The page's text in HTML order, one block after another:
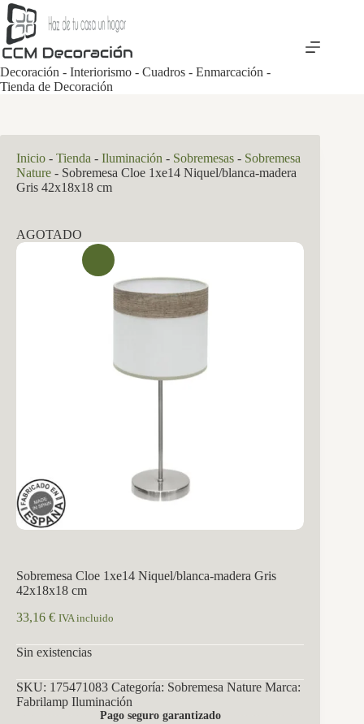
Saltar
al
contenido
Decoración - Interiorismo - Cuadros - Enmarcación -
Tienda de Decoración
Inicio - Tienda - Iluminación - Sobremesas - Sobremesa
Nature - Sobremesa Cloe 1xe14 Niquel/blanca-madera
Gris 42x18x18 cm
AGOTADO
Sobremesa Cloe 1xe14 Niquel/blanca-madera Gris
42x18x18 cm
33,16 € IVA incluido
Sin existencias
SKU: 175471083 Categoría: Sobremesa Nature Marca:
Fabrilamp Iluminación
Pago seguro garantizado